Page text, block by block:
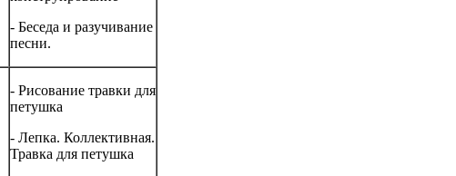
- Беседа и разучивание
песни.
- Рисование травки для
петушка
- Лепка. Коллективная.
Травка для петушка